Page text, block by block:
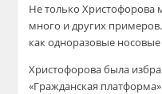
Не только Христофорова
много и других
как одноразовые
Христофорова была
«Гражданская